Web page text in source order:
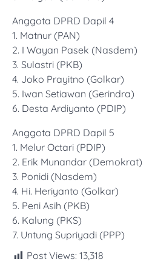
Anggota DPRD Dapil 4
1. Matnur (PAN)
2. I Wayan Pasek (Nasdem)
3. Sulastri (PKB)
4. Joko Prayitno (Golkar)
5. Iwan Setiawan (Gerindra)
6. Desta Ardiyanto (PDIP)
Anggota DPRD Dapil 5
1. Melur Octari (PDIP)
2. Erik Munandar (Demokrat)
3. Ponidi (Nasdem)
4. Hi. Heriyanto (Golkar)
5. Peni Asih (PKB)
6. Kalung (PKS)
7. Untung Supriyadi (PPP)
Post Views: 13,318